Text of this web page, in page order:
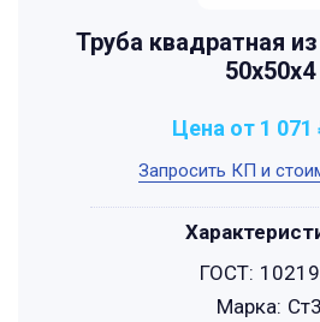
Труба квадратная
50х50х4
Запросить КП и
Цена от 1
ГОСТ:
Марка: Ст3